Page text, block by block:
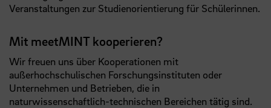
Veranstaltungen zur Studienorientierung für Schülerinnen.
Mit meetMINT kooperieren?
Wir freuen uns über Kooperationen mit
außerhochschulischen Forschungsinstituten oder
Unternehmen und Betrieben, die in
naturwissenschaftlich-technischen Bereichen tätig sind.